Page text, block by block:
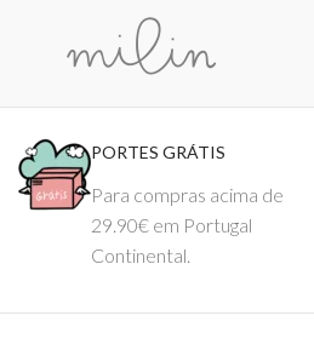
PORTES GRÁTIS
Para compras acima de
29.90€ em Portugal
Continental.